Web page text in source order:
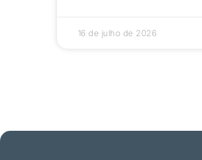
16 de julho de 2026